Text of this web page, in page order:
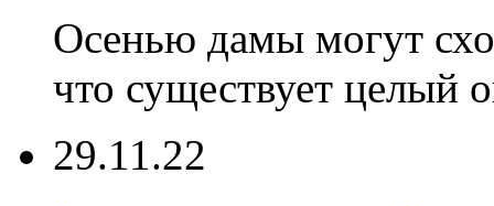
Осенью дамы могут
что существует целый
29.11.22